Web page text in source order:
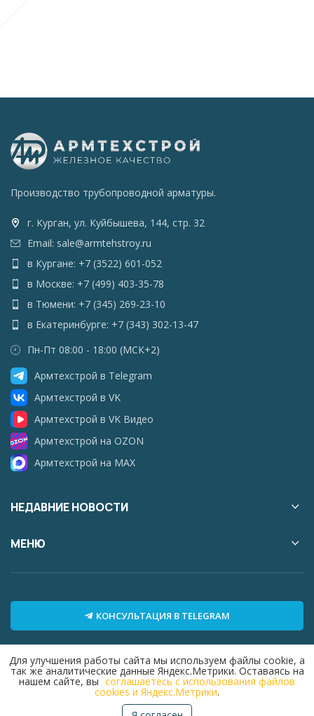
Производство трубопроводной арматуры.
г. Курган, ул. Куйбышева, 144, стр. 32
Email: sale@armtehstroy.ru
в Кургане: +7 (3522) 601-052
в Москве: +7 (499) 403-35-78
в Тюмени: +7 (345) 269-23-10
в Екатеринбурге: +7 (343) 302-13-47
Пн-Пт 08:00 - 18:00 (МСК+2)
Армтехстрой в Telegram
Армтехстрой в VK
Армтехстрой в VK Видео
Армтехстрой на OZON
Армтехстрой на MAX
НЕДАВНИЕ НОВОСТИ
МЕНЮ
КОНСУЛЬТАЦИЯ В TELEGRAM
® - зарегистрированный товарный
Для улучшения работы сайта мы используем файлы cookie, а
так же аналитические данные Яндекс.Метрики. Оставаясь на
нашем сайте, вы соглашаетесь с использования файлов
cookies и Яндекс.Метрики.